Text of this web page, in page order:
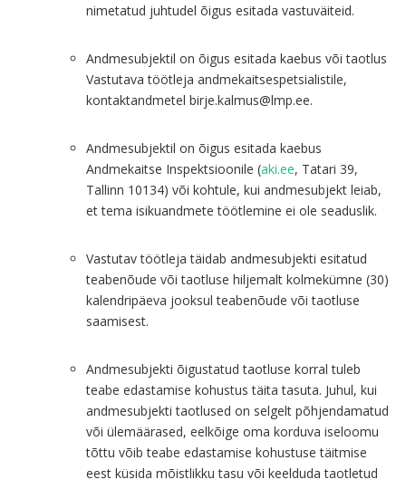
nimetatud juhtudel õigus esitada vastuväiteid.
Andmesubjektil on õigus esitada kaebus või taotlus
Vastutava töötleja andmekaitsespetsialistile,
kontaktandmetel birje.kalmus@lmp.ee.
Andmesubjektil on õigus esitada kaebus
Andmekaitse Inspektsioonile (aki.ee, Tatari 39,
Tallinn 10134) või kohtule, kui andmesubjekt leiab,
et tema isikuandmete töötlemine ei ole seaduslik.
Vastutav töötleja täidab andmesubjekti esitatud
teabenõude või taotluse hiljemalt kolmekümne (30)
kalendripäeva jooksul teabenõude või taotluse
saamisest.
Andmesubjekti õigustatud taotluse korral tuleb
teabe edastamise kohustus täita tasuta. Juhul, kui
andmesubjekti taotlused on selgelt põhjendamatud
või ülemäärased, eelkõige oma korduva iseloomu
tõttu võib teabe edastamise kohustuse täitmise
eest küsida mõistlikku tasu või keelduda taotletud